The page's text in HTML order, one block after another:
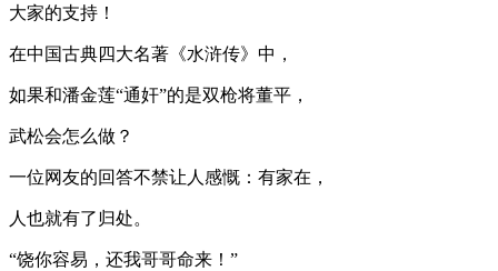
大家的支持！
在中国古典四大名著《水浒传》中，
如果和潘金莲“通奸”的是双枪将董平，
武松会怎么做？
一位网友的回答不禁让人感慨：有家在，
人也就有了归处。
“饶你容易，还我哥哥命来！”